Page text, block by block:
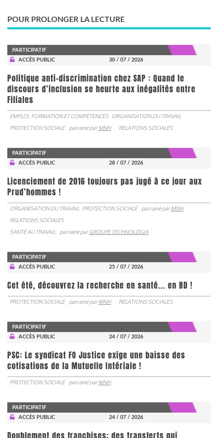
POUR PROLONGER LA LECTURE
PARTICIPATIF
ACCÈS PUBLIC
30 / 07 / 2026
Politique anti-discrimination chez SAP : Quand le
discours d’inclusion se heurte aux inégalités entre
Filiales
EMPLOI, FORMATION ET COMPÉTENCES ORGANISATION DU TRAVAIL
PROTECTION SOCIALE
parrainé parMNH RELATIONS SOCIALES
PARTICIPATIF
ACCÈS PUBLIC
28 / 07 / 2026
Licenciement de 2016 toujours pas jugé à ce jour aux
Prud’hommes !
ORGANISATION DU TRAVAIL PROTECTION SOCIALE parrainé parMNH
RELATIONS SOCIALES
SANTÉ AU TRAVAIL
parrainé parGROUPE TECHNOLOGIA
PARTICIPATIF
ACCÈS PUBLIC
25 / 07 / 2026
Cet été, découvrez la recherche en santé... en BD !
PROTECTION SOCIALE parrainé parMNH RELATIONS SOCIALES
PARTICIPATIF
ACCÈS PUBLIC
24 / 07 / 2026
PSC: Le syndicat FO Justice exige une baisse des
cotisations de la Mutuelle Intériale !
PROTECTION SOCIALE parrainé parMNH
PARTICIPATIF
ACCÈS PUBLIC
24 / 07 / 2026
Doublement des franchises: des transferts qui